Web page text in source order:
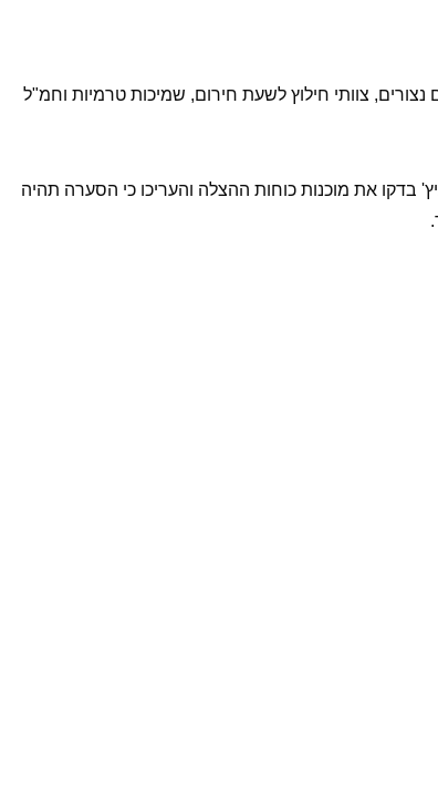
צוותי חילוץ לשעת חירום, שמיכות טרמיות וחמ"ל
בדקו את מוכנות כוחות ההצלה והעריכו כי הסערה תהיה